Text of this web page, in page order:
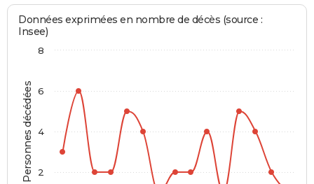
Personnes décédées
Données exprimées en nombre de décès (source :
Insee)
2
4
6
8